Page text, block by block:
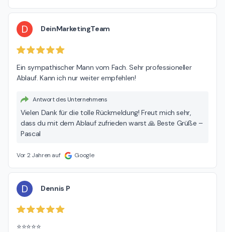
D DeinMarketingTeam
Ein sympathischer Mann vom Fach. Sehr professioneller
Ablauf. Kann ich nur weiter empfehlen!
Antwort des Unternehmens
Vielen Dank für die tolle Rückmeldung! Freut mich sehr,
dass du mit dem Ablauf zufrieden warst 🙏 Beste Grüße –
Pascal
Vor 2 Jahren auf Google
D Dennis P
⭐️⭐️⭐️⭐️⭐️